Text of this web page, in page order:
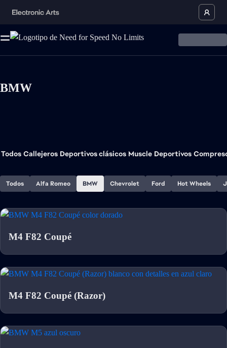
BMW
Todos Callejeros Deportivos clásicos Muscle Deportivos
Todos Alfa Romeo BMW Chevrolet Ford Hot Wheels
M4 F82 Coupé
M4 F82 Coupé (Razor)